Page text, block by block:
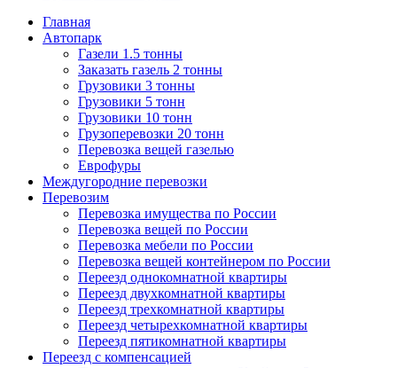
Главная
Автопарк
Газели 1.5 тонны
Заказать газель 2 тонны
Грузовики 3 тонны
Грузовики 5 тонн
Грузовики 10 тонн
Грузоперевозки 20 тонн
Перевозка вещей газелью
Еврофуры
Междугородние перевозки
Перевозим
Перевозка имущества по России
Перевозка вещей по России
Перевозка мебели по России
Перевозка вещей контейнером по России
Переезд однокомнатной квартиры
Переезд двухкомнатной квартиры
Переезд трехкомнатной квартиры
Переезд четырехкомнатной квартиры
Переезд пятикомнатной квартиры
Переезд с компенсацией